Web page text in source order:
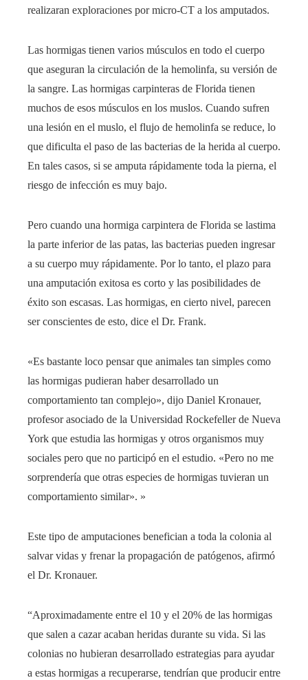
realizaran exploraciones por micro-CT a los amputados.
Las hormigas tienen varios músculos en todo el cuerpo
que aseguran la circulación de la hemolinfa, su versión de
la sangre. Las hormigas carpinteras de Florida tienen
muchos de esos músculos en los muslos. Cuando sufren
una lesión en el muslo, el flujo de hemolinfa se reduce, lo
que dificulta el paso de las bacterias de la herida al cuerpo.
En tales casos, si se amputa rápidamente toda la pierna, el
riesgo de infección es muy bajo.
Pero cuando una hormiga carpintera de Florida se lastima
la parte inferior de las patas, las bacterias pueden ingresar
a su cuerpo muy rápidamente. Por lo tanto, el plazo para
una amputación exitosa es corto y las posibilidades de
éxito son escasas. Las hormigas, en cierto nivel, parecen
ser conscientes de esto, dice el Dr. Frank.
«Es bastante loco pensar que animales tan simples como
las hormigas pudieran haber desarrollado un
comportamiento tan complejo», dijo Daniel Kronauer,
profesor asociado de la Universidad Rockefeller de Nueva
York que estudia las hormigas y otros organismos muy
sociales pero que no participó en el estudio. «Pero no me
sorprendería que otras especies de hormigas tuvieran un
comportamiento similar». »
Este tipo de amputaciones benefician a toda la colonia al
salvar vidas y frenar la propagación de patógenos, afirmó
el Dr. Kronauer.
“Aproximadamente entre el 10 y el 20% de las hormigas
que salen a cazar acaban heridas durante su vida. Si las
colonias no hubieran desarrollado estrategias para ayudar
a estas hormigas a recuperarse, tendrían que producir entre